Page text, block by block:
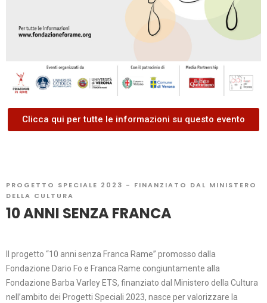
Clicca qui per tutte le informazioni su questo evento
PROGETTO SPECIALE 2023 - FINANZIATO DAL MINISTERO
DELLA CULTURA
10 ANNI SENZA FRANCA
Il progetto “10 anni senza Franca Rame” promosso dalla
Fondazione Dario Fo e Franca Rame congiuntamente alla
Fondazione Barba Varley ETS, finanziato dal Ministero della Cultura
nell’ambito dei Progetti Speciali 2023, nasce per valorizzare la